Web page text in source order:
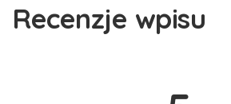
Recenzje wpisu